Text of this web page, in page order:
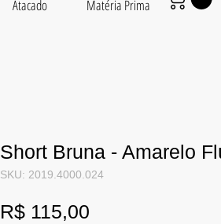
Atacado Matéria Prima
Short Bruna - Amarelo
SKU: 2019.4000.024
R$ 115,00